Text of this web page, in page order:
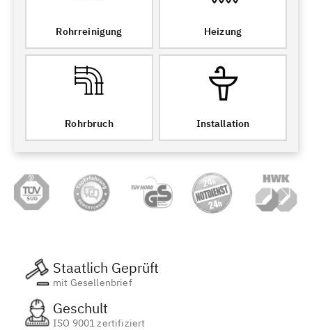
Rohrreinigung Heizung
Rohrbruch Installation
Staatlich Geprüft
mit Gesellenbrief
Geschult
ISO 9001 zertifiziert